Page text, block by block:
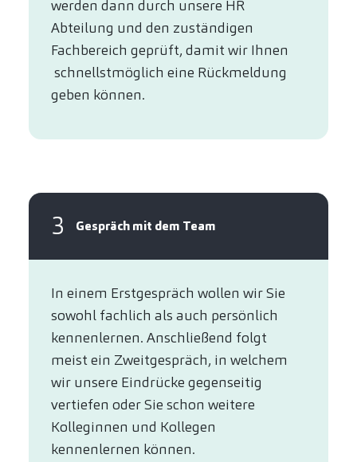
werden dann durch unsere HR
Abteilung und den zuständigen
Fachbereich geprüft, damit wir Ihnen
schnellstmöglich eine Rückmeldung
geben können.
3 Gespräch mit dem Team
In einem Erstgespräch wollen wir Sie
sowohl fachlich als auch persönlich
kennenlernen. Anschließend folgt
meist ein Zweitgespräch, in welchem
wir unsere Eindrücke gegenseitig
vertiefen oder Sie schon weitere
Kolleginnen und Kollegen
kennenlernen können.